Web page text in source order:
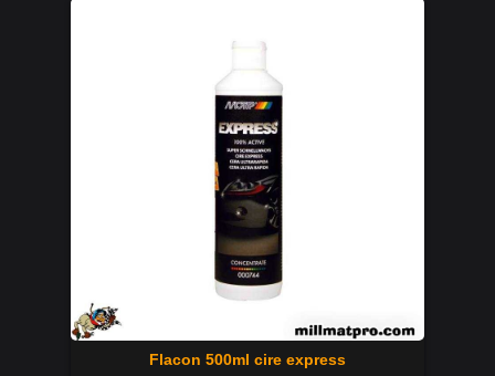
Flacon 500ml cire express